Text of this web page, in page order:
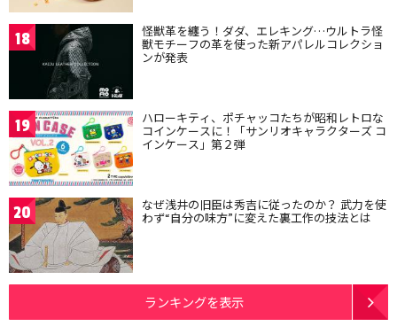
18 怪獣革を纏う！ダダ、エレキング…ウルトラ怪
獣モチーフの革を使った新アパレルコレクショ
ンが発表
19 ハローキティ、ポチャッコたちが昭和レトロな
コインケースに！「サンリオキャラクターズ コ
インケース」第２弾
20 なぜ浅井の旧臣は秀吉に従ったのか？ 武力を使
わず“自分の味方”に変えた裏工作の技法とは
ランキングを表示